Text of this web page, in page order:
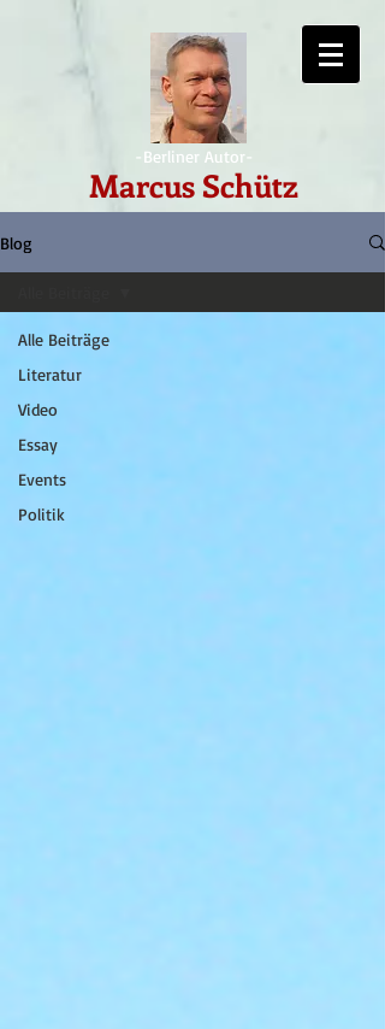
-Berliner Autor-
Marcus Schütz
Blog
Alle Beiträge
Literatur
Video
Essay
Events
Politik